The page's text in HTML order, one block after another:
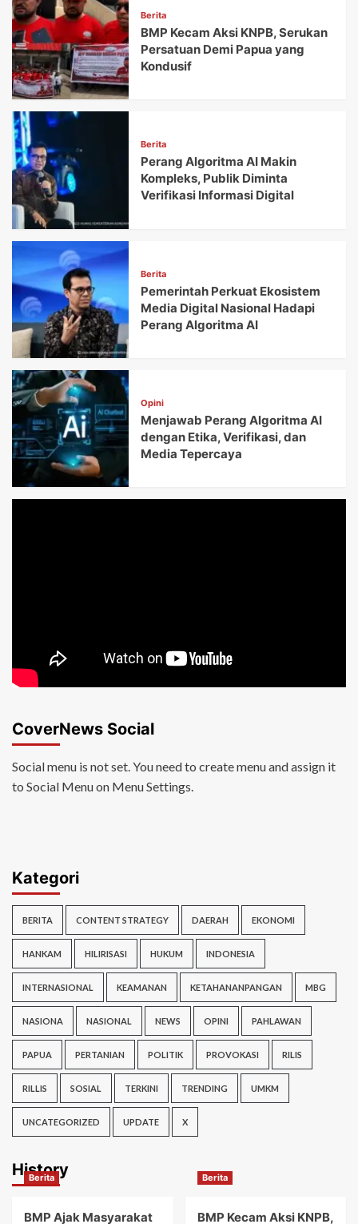
Berita
BMP Kecam Aksi KNPB, Serukan
Persatuan Demi Papua yang
Kondusif
Berita
Perang Algoritma AI Makin
Kompleks, Publik Diminta
Verifikasi Informasi Digital
Berita
Pemerintah Perkuat Ekosistem
Media Digital Nasional Hadapi
Perang Algoritma AI
Opini
Menjawab Perang Algoritma AI
dengan Etika, Verifikasi, dan
Media Tepercaya
CoverNews Social
Social menu is not set. You need to create menu and assign it
to Social Menu on Menu Settings.
Kategori
BERITA CONTENT STRATEGY DAERAH EKONOMI
HANKAM HILIRISASI HUKUM INDONESIA
INTERNASIONAL KEAMANAN KETAHANANPANGAN MBG
NASIONA NASIONAL NEWS OPINI PAHLAWAN
PAPUA PERTANIAN POLITIK PROVOKASI RILIS
RILLIS SOSIAL TERKINI TRENDING UMKM
UNCATEGORIZED UPDATE X
History
Berita
BMP Ajak Masyarakat
Berita
BMP Kecam Aksi KNPB,